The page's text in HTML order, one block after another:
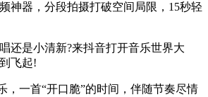
神器，分段拍摄打破空间局限，15秒轻
还是小清新?来抖音打开音乐世界大
飞起!
，一首“开口脆”的时间，伴随节奏尽情